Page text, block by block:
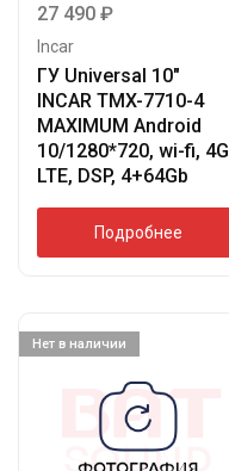
27 490 ₽
Incar
ГУ Universal 10″
INCAR TMX-7710-4
MAXIMUM Android
10/1280*720, wi-fi, 4G
LTE, DSP, 4+64Gb
Подробнее
Нет в наличии